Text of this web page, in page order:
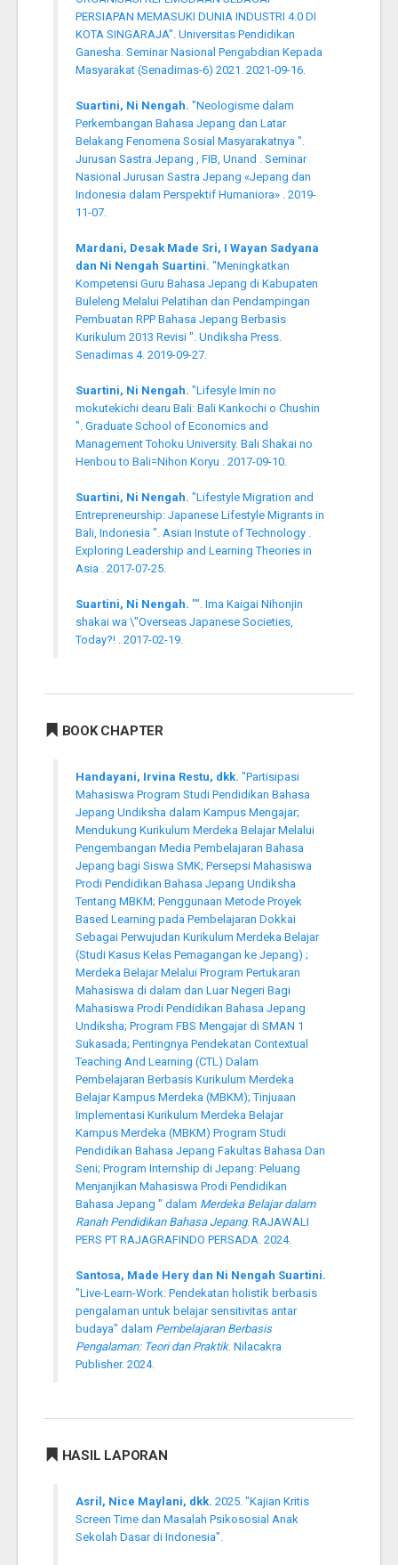
PERSIAPAN MEMASUKI DUNIA INDUSTRI 4.0 DI
KOTA SINGARAJA". Universitas Pendidikan
Ganesha. Seminar Nasional Pengabdian Kepada
Masyarakat (Senadimas-6) 2021. 2021-09-16.
Suartini, Ni Nengah. "Neologisme dalam
Perkembangan Bahasa Jepang dan Latar
Belakang Fenomena Sosial Masyarakatnya ".
Jurusan Sastra Jepang , FIB, Unand . Seminar
Nasional Jurusan Sastra Jepang «Jepang dan
Indonesia dalam Perspektif Humaniora» . 2019-
11-07.
Mardani, Desak Made Sri, I Wayan Sadyana
dan Ni Nengah Suartini. "Meningkatkan
Kompetensi Guru Bahasa Jepang di Kabupaten
Buleleng Melalui Pelatihan dan Pendampingan
Pembuatan RPP Bahasa Jepang Berbasis
Kurikulum 2013 Revisi ". Undiksha Press.
Senadimas 4. 2019-09-27.
Suartini, Ni Nengah. "Lifesyle Imin no
mokutekichi dearu Bali: Bali Kankochi o Chushin
". Graduate School of Economics and
Management Tohoku University. Bali Shakai no
Henbou to Bali=Nihon Koryu . 2017-09-10.
Suartini, Ni Nengah. "Lifestyle Migration and
Entrepreneurship: Japanese Lifestyle Migrants in
Bali, Indonesia ". Asian Instute of Technology .
Exploring Leadership and Learning Theories in
Asia . 2017-07-25.
Suartini, Ni Nengah. "". Ima Kaigai Nihonjin
shakai wa \"Overseas Japanese Societies,
Today?! . 2017-02-19.
BOOK CHAPTER
Handayani, Irvina Restu, dkk. "Partisipasi
Mahasiswa Program Studi Pendidikan Bahasa
Jepang Undiksha dalam Kampus Mengajar;
Mendukung Kurikulum Merdeka Belajar Melalui
Pengembangan Media Pembelajaran Bahasa
Jepang bagi Siswa SMK; Persepsi Mahasiswa
Prodi Pendidikan Bahasa Jepang Undiksha
Tentang MBKM; Penggunaan Metode Proyek
Based Learning pada Pembelajaran Dokkai
Sebagai Perwujudan Kurikulum Merdeka Belajar
(Studi Kasus Kelas Pemagangan ke Jepang) ;
Merdeka Belajar Melalui Program Pertukaran
Mahasiswa di dalam dan Luar Negeri Bagi
Mahasiswa Prodi Pendidikan Bahasa Jepang
Undiksha; Program FBS Mengajar di SMAN 1
Sukasada; Pentingnya Pendekatan Contextual
Teaching And Learning (CTL) Dalam
Pembelajaran Berbasis Kurikulum Merdeka
Belajar Kampus Merdeka (MBKM); Tinjuaan
Implementasi Kurikulum Merdeka Belajar
Kampus Merdeka (MBKM) Program Studi
Pendidikan Bahasa Jepang Fakultas Bahasa Dan
Seni; Program Internship di Jepang: Peluang
Menjanjikan Mahasiswa Prodi Pendidikan
Bahasa Jepang " dalam Merdeka Belajar dalam
Ranah Pendidikan Bahasa Jepang. RAJAWALI
PERS PT RAJAGRAFINDO PERSADA. 2024.
Santosa, Made Hery dan Ni Nengah Suartini.
"Live-Learn-Work: Pendekatan holistik berbasis
pengalaman untuk belajar sensitivitas antar
budaya" dalam Pembelajaran Berbasis
Pengalaman: Teori dan Praktik. Nilacakra
Publisher. 2024.
HASIL LAPORAN
Asril, Nice Maylani, dkk. 2025. "Kajian Kritis
Screen Time dan Masalah Psikososial Anak
Sekolah Dasar di Indonesia".